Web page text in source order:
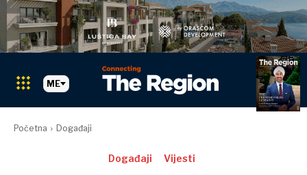
Pretraži The Region
ME
Početna Događaji
Događaji Vijesti